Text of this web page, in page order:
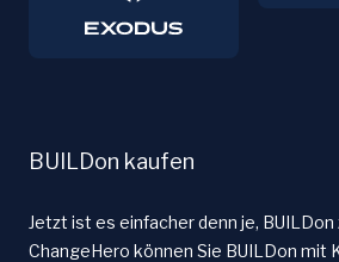
BUILDon kaufen
Jetzt ist es einfacher denn je, BUILDon
ChangeHero können Sie BUILDon mit